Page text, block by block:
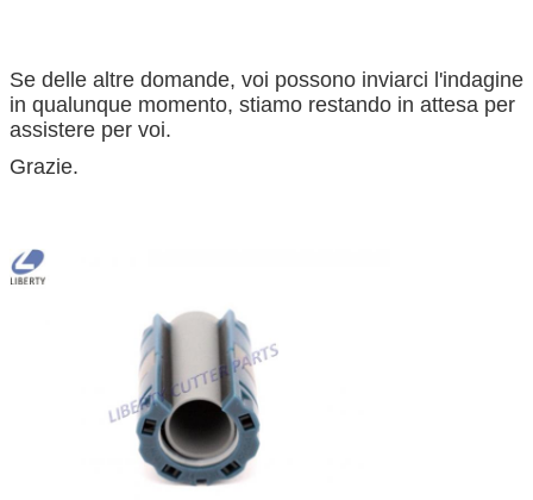
Se delle altre domande, voi possono inviarci l'indagine
in qualunque momento, stiamo restando in attesa per
assistere per voi.
Grazie.